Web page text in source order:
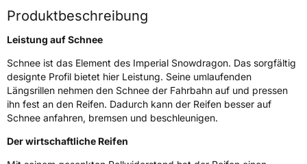
EU Label
EffizienzC
NasshaftungC
Rollgeräusch (Klasse) B
Produktbeschreibung
Leistung auf Schnee
Schnee ist das Element des Imperial Snowdragon. Das sorgfältig
designte Profil bietet hier Leistung. Seine umlaufenden
Längsrillen nehmen den Schnee der Fahrbahn auf und pressen
ihn fest an den Reifen. Dadurch kann der Reifen besser auf
Schnee anfahren, bremsen und beschleunigen.
Der wirtschaftliche Reifen